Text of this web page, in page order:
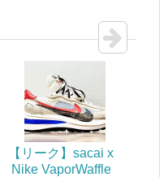
【リーク】sacai x
Nike VaporWaffle